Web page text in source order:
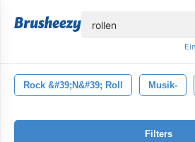
Rock &#39;n&#39; Roll Musik-
Filters